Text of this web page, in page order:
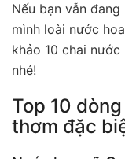
Nếu bạn vẫn
mình loài nước
khảo 10 chai
nhé!
Top 10
thơm đặc